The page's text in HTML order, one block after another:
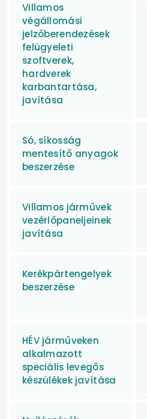
Villamos
végállomási
jelzőberendezések
felügyeleti
szoftverek,
hardverek
karbantartása,
javítása
Só, síkosság
mentesítő anyagok
beszerzése
Villamos járművek
vezérlőpaneljeinek
javítása
Kerékpártengelyek
beszerzése
HÉV járműveken
alkalmazott
speciális levegős
készülékek javítása